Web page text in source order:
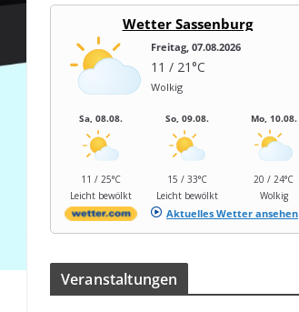
Wetter Sassenburg
Freitag, 07.08.2026
11 / 21°C
Wolkig
Sa, 08.08.
11 / 25°C
Leicht bewölkt
So, 09.08.
15 / 33°C
Leicht bewölkt
Mo, 10.08.
20 / 24°C
Wolkig
Aktuelles Wetter ansehen
Ver­an­stal­tun­gen